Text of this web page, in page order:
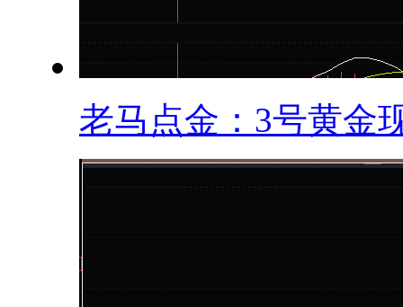
老马点金：3号黄金